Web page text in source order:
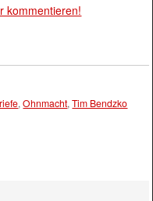
kommentieren!
,Ohnmacht,Tim Bendzko